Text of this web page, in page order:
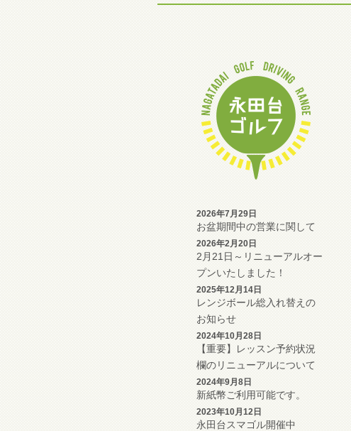
2026年7月29日
お盆期間中の営業に関して
2026年2月20日
2月21日～リニューアルオー
プンいたしました！
2025年12月14日
レンジボール総入れ替えの
お知らせ
2024年10月28日
【重要】レッスン予約状況
欄のリニューアルについて
2024年9月8日
新紙幣ご利用可能です。
2023年10月12日
永田台スマゴル開催中